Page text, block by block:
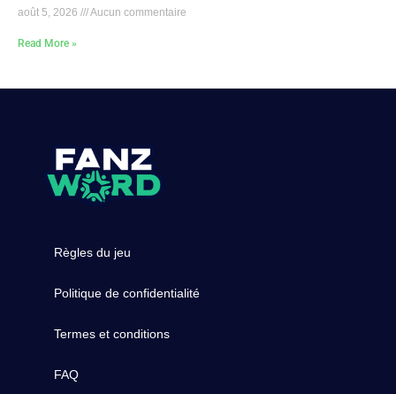
août 5, 2026 Aucun commentaire
Read More »
Règles du jeu
Politique de confidentialité
Termes et conditions
FAQ